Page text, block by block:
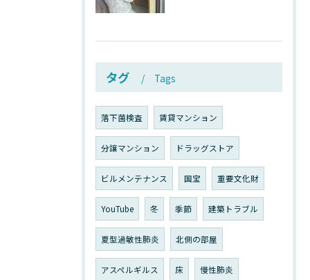
タグ Tags
落下菌検査 賃貸マンション
分譲マンション ドラッグストア
ビルメンテナンス 国宝 重要文化財
YouTube 冬 季節 建築トラブル
夏型過敏性肺炎 北側の部屋
アスペルギルス 床 慢性肺炎